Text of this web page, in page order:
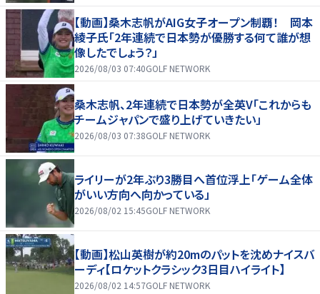
【動画】桑木志帆がAIG女子オープン制覇！ 岡本
綾子氏「2年連続で日本勢が優勝する何て誰が想
像したでしょう？」
2026/08/03 07:40GOLF NETWORK
桑木志帆、2年連続で日本勢が全英V「これからも
チームジャパンで盛り上げていきたい」
2026/08/03 07:38GOLF NETWORK
ライリーが2年ぶり3勝目へ首位浮上「ゲーム全体
がいい方向へ向かっている」
2026/08/02 15:45GOLF NETWORK
【動画】松山英樹が約20mのパットを沈めナイスバ
ーディ【ロケットクラシック3日目ハイライト】
2026/08/02 14:57GOLF NETWORK